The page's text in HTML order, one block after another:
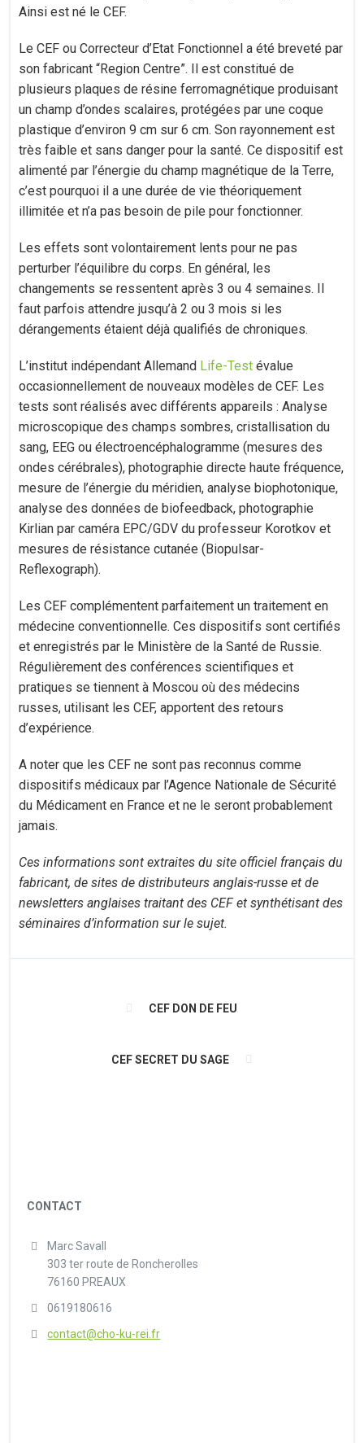
Ainsi est né le CEF.
Le CEF ou Correcteur d’Etat Fonctionnel a été breveté par
son fabricant “Region Centre”. Il est constitué de
plusieurs plaques de résine ferromagnétique produisant
un champ d’ondes scalaires, protégées par une coque
plastique d’environ 9 cm sur 6 cm. Son rayonnement est
très faible et sans danger pour la santé. Ce dispositif est
alimenté par l’énergie du champ magnétique de la Terre,
c’est pourquoi il a une durée de vie théoriquement
illimitée et n’a pas besoin de pile pour fonctionner.
Les effets sont volontairement lents pour ne pas
perturber l’équilibre du corps. En général, les
changements se ressentent après 3 ou 4 semaines. Il
faut parfois attendre jusqu’à 2 ou 3 mois si les
dérangements étaient déjà qualifiés de chroniques.
L’institut indépendant Allemand Life-Test évalue
occasionnellement de nouveaux modèles de CEF. Les
tests sont réalisés avec différents appareils : Analyse
microscopique des champs sombres, cristallisation du
sang, EEG ou électroencéphalogramme (mesures des
ondes cérébrales), photographie directe haute fréquence,
mesure de l’énergie du méridien, analyse biophotonique,
analyse des données de biofeedback, photographie
Kirlian par caméra EPC/GDV du professeur Korotkov et
mesures de résistance cutanée (Biopulsar-
Reflexograph).
Les CEF complémentent parfaitement un traitement en
médecine conventionnelle. Ces dispositifs sont certifiés
et enregistrés par le Ministère de la Santé de Russie.
Régulièrement des conférences scientifiques et
pratiques se tiennent à Moscou où des médecins
russes, utilisant les CEF, apportent des retours
d’expérience.
A noter que les CEF ne sont pas reconnus comme
dispositifs médicaux par l’Agence Nationale de Sécurité
du Médicament en France et ne le seront probablement
jamais.
Ces informations sont extraites du site officiel français du
fabricant, de sites de distributeurs anglais-russe et de
newsletters anglaises traitant des CEF et synthétisant des
séminaires d’information sur le sujet.
CEF DON DE FEU
CEF SECRET DU SAGE
CONTACT
Marc Savall
303 ter route de Roncherolles
76160 PREAUX
0619180616
contact@cho-ku-rei.fr